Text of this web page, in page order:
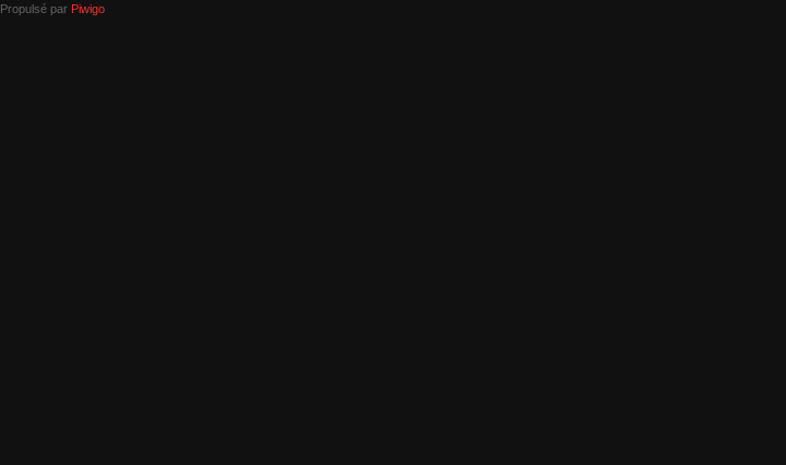
Propulsé par Piwigo